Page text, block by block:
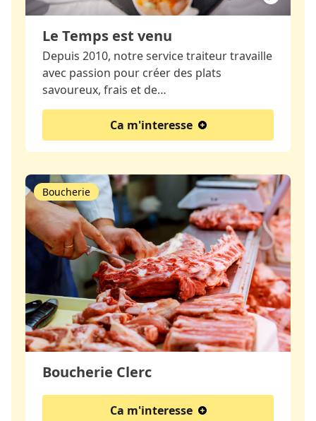
Le Temps est venu
Depuis 2010, notre service traiteur travaille
avec passion pour créer des plats
savoureux, frais et de…
Ca m'interesse
Boucherie Clerc
Boucherie
Ca m'interesse